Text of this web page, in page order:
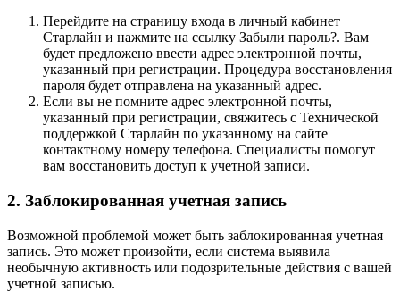
Перейдите на страницу входа в личный кабинет
Старлайн и нажмите на ссылку Забыли пароль?. Вам
будет предложено ввести адрес электронной почты,
указанный при регистрации. Процедура восстановления
пароля будет отправлена на указанный адрес.
Если вы не помните адрес электронной почты,
указанный при регистрации, свяжитесь с Технической
поддержкой Старлайн по указанному на сайте
контактному номеру телефона. Специалисты помогут
вам восстановить доступ к учетной записи.
2. Заблокированная учетная запись
Возможной проблемой может быть заблокированная учетная
запись. Это может произойти, если система выявила
необычную активность или подозрительные действия с вашей
учетной записью.